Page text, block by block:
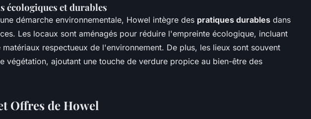
écologiques et durables
démarche environnementale, Howel intègre des pratiques durables dans
Les locaux sont aménagés pour réduire l'empreinte écologique, incluant
respectueux de l'environnement. De plus, les lieux sont souvent
végétation, ajoutant une touche de verdure propice au bien-être des
Offres de Howel